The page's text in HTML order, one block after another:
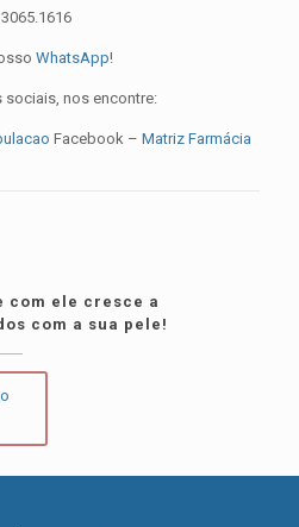
WhatsApp!
sociais, nos encontre:
Facebook – Matriz Farmácia
com ele cresce a
com a sua pele!